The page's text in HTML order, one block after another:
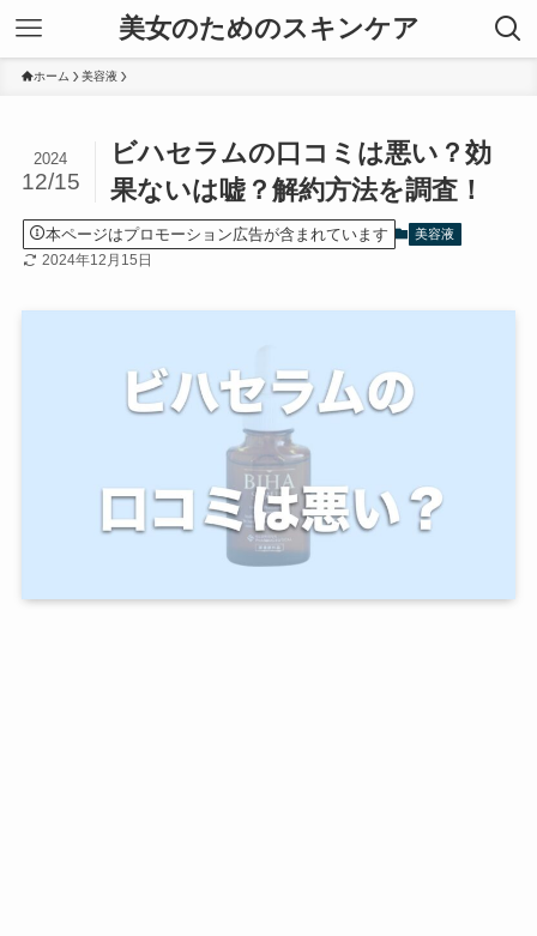
美女のためのスキンケア
ホーム 美容液
ビハセラムの口コミは悪い？効
果ないは嘘？解約方法を調査！
2024
12/15
本ページはプロモーション広告が含まれています 美容液
2024年12月15日